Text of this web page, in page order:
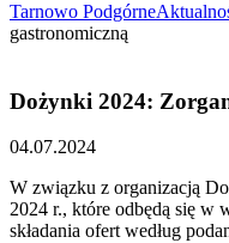
Tarnowo Podgórne
gastronomiczną
Dożynki 2024:
04.07.2024
W związku z organizacją
2024 r., które odbędą się w
składania ofert według